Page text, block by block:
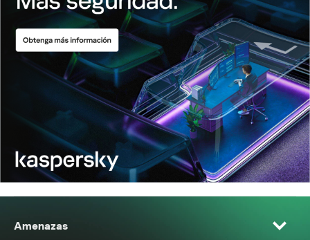
Amenazas